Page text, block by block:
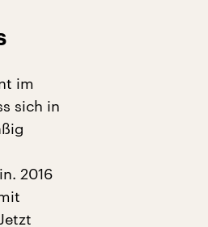
im
sich in
2016